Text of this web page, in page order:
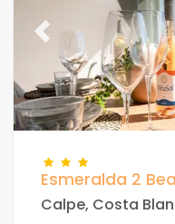
Previous
Esmeralda 2
Calpe, Costa